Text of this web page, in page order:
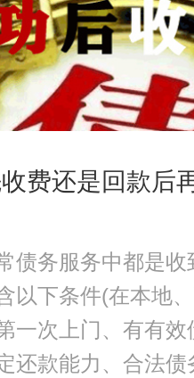
费还是回款后
债务服务中都是收
以下条件(在本地
一次上门、有有效
还款能力、合法债